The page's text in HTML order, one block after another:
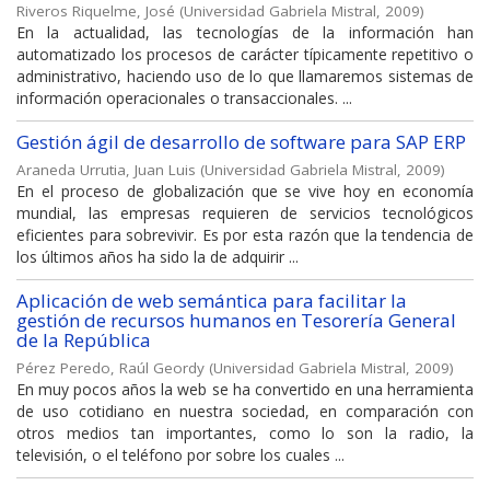
Riveros Riquelme, José (Universidad Gabriela Mistral, 2009)
En la actualidad, las tecnologías de la información han
automatizado los procesos de carácter típicamente repetitivo o
administrativo, haciendo uso de lo que llamaremos sistemas de
información operacionales o transaccionales. ...
Gestión ágil de desarrollo de software para SAP ERP
Araneda Urrutia, Juan Luis (Universidad Gabriela Mistral, 2009)
En el proceso de globalización que se vive hoy en economía
mundial, las empresas requieren de servicios tecnológicos
eficientes para sobrevivir. Es por esta razón que la tendencia de
los últimos años ha sido la de adquirir ...
Aplicación de web semántica para facilitar la
gestión de recursos humanos en Tesorería General
de la República
Pérez Peredo, Raúl Geordy (Universidad Gabriela Mistral, 2009)
En muy pocos años la web se ha convertido en una herramienta
de uso cotidiano en nuestra sociedad, en comparación con
otros medios tan importantes, como lo son la radio, la
televisión, o el teléfono por sobre los cuales ...